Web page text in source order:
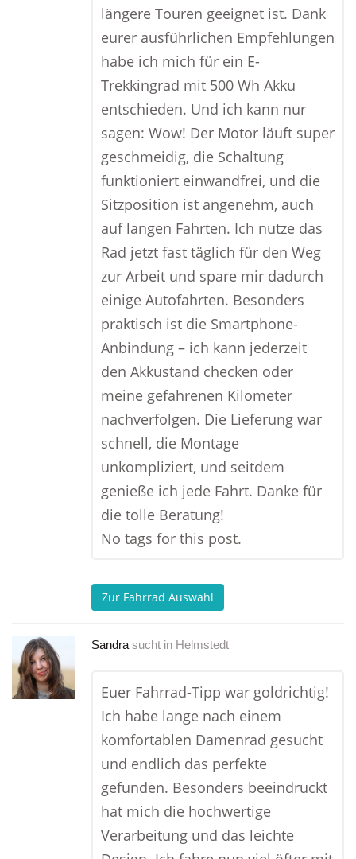
längere Touren geeignet ist. Dank
eurer ausführlichen Empfehlungen
habe ich mich für ein E-
Trekkingrad mit 500 Wh Akku
entschieden. Und ich kann nur
sagen: Wow! Der Motor läuft super
geschmeidig, die Schaltung
funktioniert einwandfrei, und die
Sitzposition ist angenehm, auch
auf langen Fahrten. Ich nutze das
Rad jetzt fast täglich für den Weg
zur Arbeit und spare mir dadurch
einige Autofahrten. Besonders
praktisch ist die Smartphone-
Anbindung – ich kann jederzeit
den Akkustand checken oder
meine gefahrenen Kilometer
nachverfolgen. Die Lieferung war
schnell, die Montage
unkompliziert, und seitdem
genieße ich jede Fahrt. Danke für
die tolle Beratung!
No tags for this post.
Zur Fahrrad Auswahl
Sandra sucht in Helmstedt
Euer Fahrrad-Tipp war goldrichtig!
Ich habe lange nach einem
komfortablen Damenrad gesucht
und endlich das perfekte
gefunden. Besonders beeindruckt
hat mich die hochwertige
Verarbeitung und das leichte